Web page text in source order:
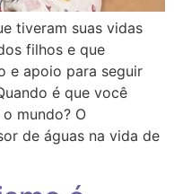
tiveram suas vidas
filhos e que
e apoio para seguir
é que você
mundo? O
de águas na vida de